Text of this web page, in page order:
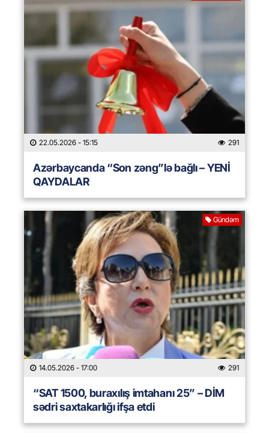
22.05.2026 - 15:15 291
Azərbaycanda “Son zəng”lə bağlı – YENİ
QAYDALAR
Gündəm
14.05.2026 - 17:00 291
“SAT 1500, buraxılış imtahanı 25” – DİM
sədri saxtakarlığı ifşa etdi